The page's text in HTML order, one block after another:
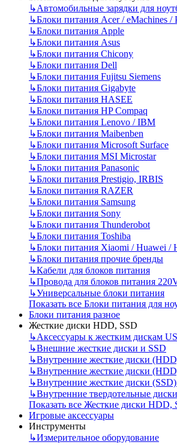
↳Автомобильные зарядки для
↳Блоки питания Acer / eMachines /
↳Блоки питания Apple
↳Блоки питания Asus
↳Блоки питания Chicony
↳Блоки питания Dell
↳Блоки питания Fujitsu Siemens
↳Блоки питания Gigabyte
↳Блоки питания HASEE
↳Блоки питания HP Compaq
↳Блоки питания Lenovo / IBM
↳Блоки питания Maibenben
↳Блоки питания Microsoft Surface
↳Блоки питания MSI Microstar
↳Блоки питания Panasonic
↳Блоки питания Prestigio, IRBIS
↳Блоки питания RAZER
↳Блоки питания Samsung
↳Блоки питания Sony
↳Блоки питания Thunderobot
↳Блоки питания Toshiba
↳Блоки питания Xiaomi / Huawei /
↳Блоки питания прочие бренды
↳Кабели для блоков питания
↳Провода для блоков питания
↳Универсальные блоки питания
Показать все Блоки питания для
Блоки питания разное
Жесткие диски HDD, SSD
↳Аксессуары к жестким дискам
↳Внешние жесткие диски и SSD
↳Внутренние жесткие диски
↳Внутренние жесткие диски
↳Внутренние жесткие диски
↳Внутренние твердотельные
Показать все Жесткие диски HDD,
Игровые аксессуары
Инструменты
↳Измерительное оборудование